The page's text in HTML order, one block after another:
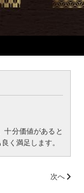
十分価値があると
く満足します。
次へ